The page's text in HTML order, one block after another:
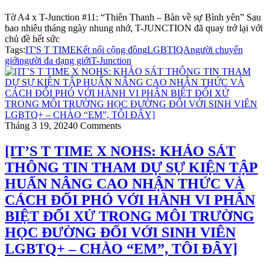
Tờ A4 x T-Junction #11: “Thiên Thanh – Bàn về sự Bình yên” Sau
bao nhiêu tháng ngày nhung nhớ, T-JUNCTION đã quay trở lại với
chủ đề hết sức
Tags:IT'S T TIMEKết nối cộng đồngLGBTIQAngười chuyển
giớingười đa dạng giớiT-Junction
Tháng 3 19, 20240 Comments
[IT’S T TIME X NOHS: KHẢO SÁT
THÔNG TIN THAM DỰ SỰ KIỆN TẬP
HUẤN NÂNG CAO NHẬN THỨC VÀ
CÁCH ĐỐI PHÓ VỚI HÀNH VI PHÂN
BIỆT ĐỐI XỬ TRONG MÔI TRƯỜNG
HỌC ĐƯỜNG ĐỐI VỚI SINH VIÊN
LGBTQ+ – CHÀO “EM”, TÔI ĐÂY]